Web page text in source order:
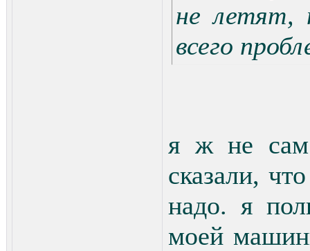
не летят,
всего
я ж не сам
сказали,
надо. я
моей